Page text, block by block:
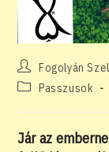
Post
author:
Fogolyán
PostPasszusok
Jár az